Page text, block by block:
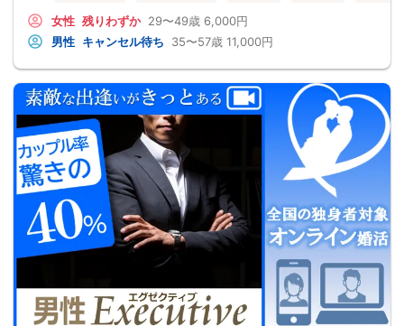
女性 残りわずか 29〜49歳 6,000円
男性 キャンセル待ち 35〜57歳 11,000円